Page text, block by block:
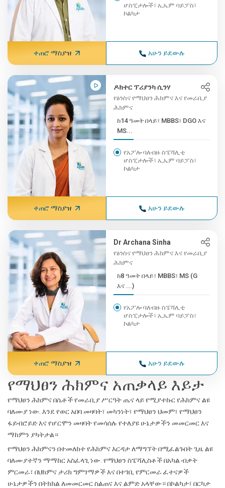
ሆስፒታሎች፣ ኢኤም ባይፓስ፣
ኮልካታ
ቀጠሮ ማስያዝ አሁን ይደውሉ
ዶክተር ፕሪያንካ ሲንሃ
የፅንስና የማህፀን ሕክምና እና የመራቢያ
ሕክምና
ከ14 ዓመት በላይ፣ MBBS፣ DGO እና
MS...
የአፖሎ ባለብዙ ስፔሻሊቲ
ሆስፒታሎች፣ ኢኤም ባይፓስ፣
ኮልካታ
ቀጠሮ ማስያዝ አሁን ይደውሉ
Dr Archana Sinha
የፅንስና የማህፀን ሕክምና እና የመራቢያ
ሕክምና
ከ8 ዓመት በላይ፣ MBBS፣ MS (G
እና ...)
የአፖሎ ባለብዙ ስፔሻሊቲ
ሆስፒታሎች፣ ኢኤም ባይፓስ፣
ኮልካታ
ቀጠሮ ማስያዝ አሁን ይደውሉ
የማህፀን ሕክምና አጠቃላይ እይታ
የማህፀን ሕክምና በሴቶች የመራቢያ ሥርዓት ጤና ላይ የሚያተኩር የሕክምና ልዩ
ባለሙያ ነው. እንደ የወር አበባ መዛባት፣ መካንነት፣ የማህፀን ህመም፣ የማህፀን
ፋይብሮይድ እና የሆርሞን መዛባት የመሳሰሉ የተለያዩ ሁኔታዎችን መመርመር እና
ማከምን ያካትታል።
የማህፀን ሕክምናን በተመለከተ የሕክምና እርዳታ ለማግኘት በሚፈልጉበት ጊዜ ልዩ
ባለሙያተኛን ማማከር አስፈላጊ ነው. የማህፀን ስፔሻሊስቶች በአካል ብቃት
ምርመራ፣ በህክምና ታሪክ ግምገማዎች እና በተገቢ የምርመራ ፈተናዎች
ሁኔታዎችን በትክክል ለመመርመር ስልጠና እና ልምድ አላቸው። በኮልካታ፣ በርካታ